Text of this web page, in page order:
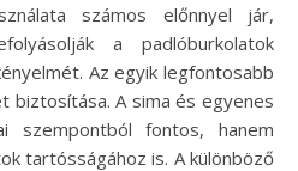
számos előnnyel jár,
a padlóburkolatok
Az egyik legfontosabb
biztosítása. A sima és egyenes
szempontból fontos, hanem
tartósságához is. A különböző